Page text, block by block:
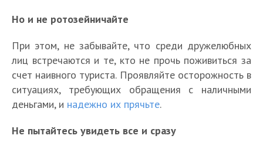
Но и не ротозейничайте
При этом, не забывайте, что среди дружелюбных
лиц встречаются и те, кто не прочь поживиться за
счет наивного туриста. Проявляйте осторожность в
ситуациях, требующих обращения с наличными
деньгами, и надежно их прячьте.
Не пытайтесь увидеть все и сразу